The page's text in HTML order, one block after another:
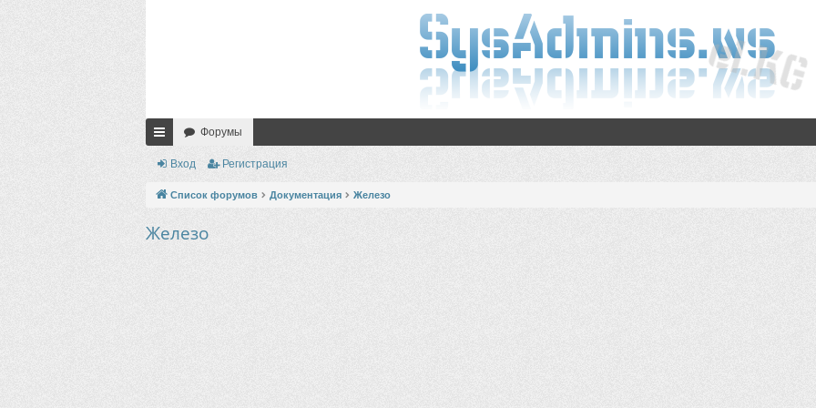
с
ы
и
Форумы
Вход Регистрация
Список форумов Документация Железо
Железо